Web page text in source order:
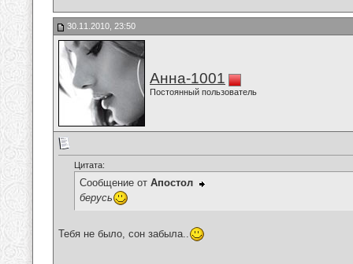
30.11.2010, 23:50
Анна-1001
Постоянный пользователь
Цитата:
Сообщение от Апостол
берусь
Тебя не было, сон забыла..